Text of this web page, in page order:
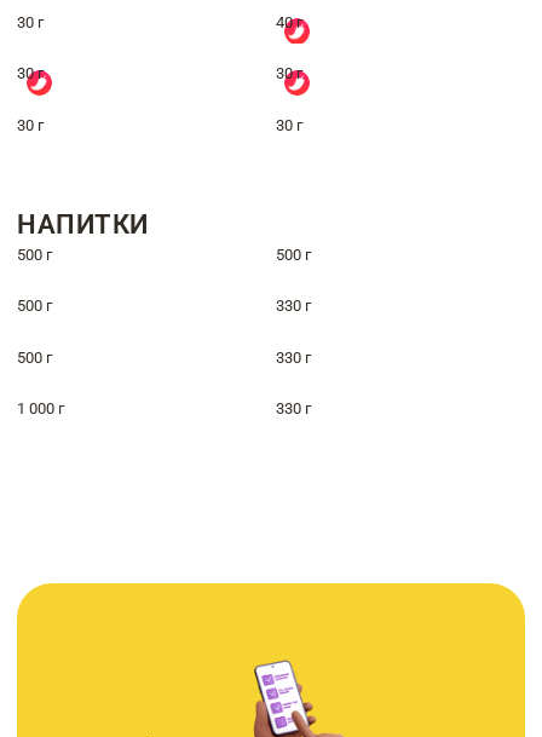
30 г 40 г
30 г 30 г
30 г 30 г
НАПИТКИ
500 г 500 г
500 г 330 г
500 г 330 г
1 000 г 330 г